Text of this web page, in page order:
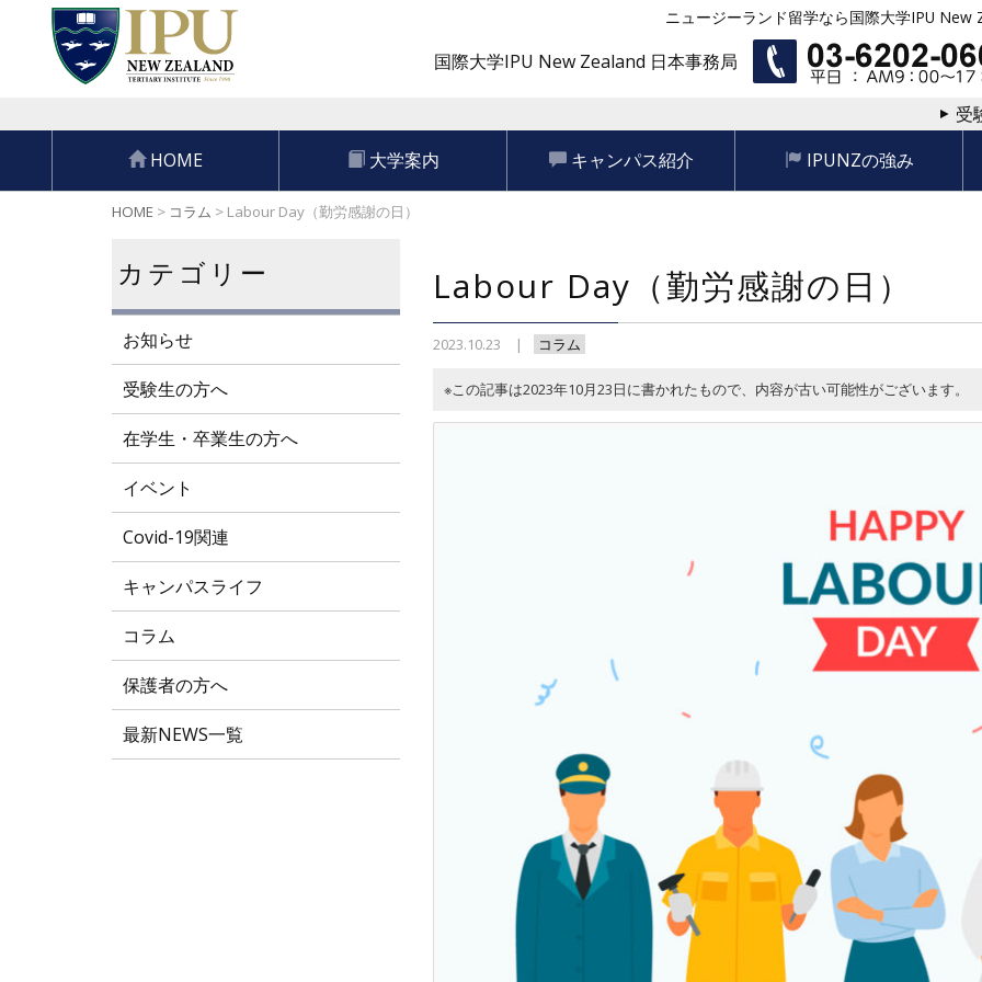
ニュージーランド留学なら国際大学IPU New
国際大学IPU New Zealand 日本事務局
受
HOME
大学案内 キャンパス紹介 IPUNZの強み
HOME > コラム > Labour Day（勤労感謝の日）
Labour Day（勤労感謝の日）
2023.10.23 コラム
※この記事は2023年10月23日に書かれたもので、内容が古い可能性がございます。
カテゴリー
お知らせ
受験生の方へ
在学生・卒業生の方へ
イベント
Covid-19関連
キャンパスライフ
コラム
保護者の方へ
最新NEWS一覧